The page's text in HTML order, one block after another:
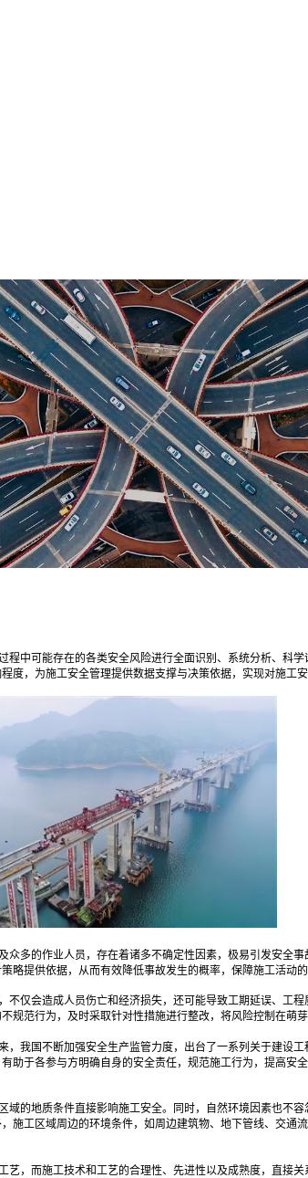
中可能存在的各类安全风险进行全面识别、系统分析、科
，为施工安全管理提供数据支撑与决策依据，实现对施工安
多的作业人员，存在着诸多不确定性因素，极易引发安全
提供依据，从而有效降低事故发生的概率，保障施工活动的
仅会造成人员伤亡和经济损失，还可能导致工期延误、工
范行为，及时采取针对性措施进行整改，将风险控制在萌芽
我国不断加强安全生产监管力度，出台了一系列关于建设
于各参与方明确自身的安全责任，规范施工行为，提高安
的地质条件直接影响施工安全。同时，自然环境因素也不
施工区域周边的环境条件，如周边建筑物、地下管线、交
，而施工技术和工艺的合理性、先进性以及成熟度，直接